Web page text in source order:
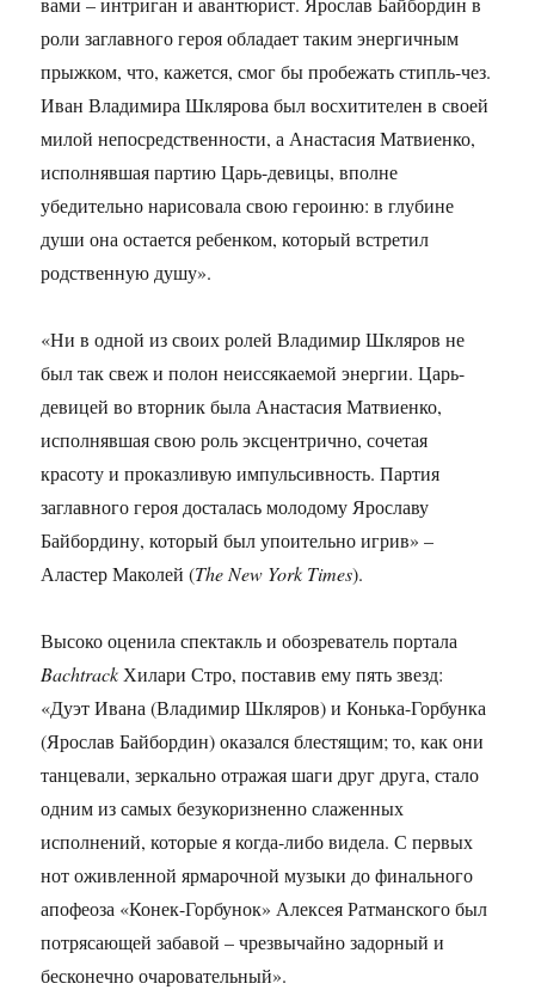
роли заглавного героя обладает таким энергичным
прыжком, что, кажется, смог бы пробежать стипль-чез.
Иван Владимира Шклярова был восхитителен в своей
милой непосредственности, а Анастасия Матвиенко,
исполнявшая партию Царь-девицы, вполне
убедительно нарисовала свою героиню: в глубине
души она остается ребенком, который встретил
родственную душу».
«Ни в одной из своих ролей Владимир Шкляров не
был так свеж и полон неиссякаемой энергии. Царь-
девицей во вторник была Анастасия Матвиенко,
исполнявшая свою роль эксцентрично, сочетая
красоту и проказливую импульсивность. Партия
заглавного героя досталась молодому Ярославу
Байбордину, который был упоительно игрив» –
Аластер Маколей (The New York Times).
Высоко оценила спектакль и обозреватель портала
Bachtrack Хилари Стро, поставив ему пять звезд:
«Дуэт Ивана (Владимир Шкляров) и Конька-Горбунка
(Ярослав Байбордин) оказался блестящим; то, как они
танцевали, зеркально отражая шаги друг друга, стало
одним из самых безукоризненно слаженных
исполнений, которые я когда-либо видела. С первых
нот оживленной ярмарочной музыки до финального
апофеоза «Конек-Горбунок» Алексея Ратманского был
потрясающей забавой – чрезвычайно задорный и
бесконечно очаровательный».